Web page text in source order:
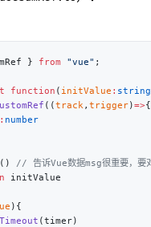
} from "vue"
function ( initValue : string
((track, trigger)=>
:
()